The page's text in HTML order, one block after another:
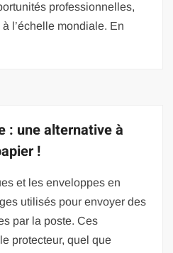
professionnelles,
l’échelle mondiale. En
: une alternative à
!
et les enveloppes en
utilisés pour envoyer des
par la poste. Ces
protecteur, quel que